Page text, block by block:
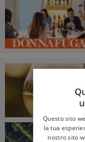
Questo sito
la tua
nostro sito